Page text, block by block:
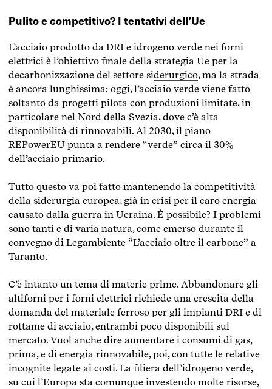
Pulito e competitivo? I tentativi dell’Ue
L’acciaio prodotto da DRI e idrogeno verde nei forni
elettrici è l’obiettivo finale della strategia Ue per la
decarbonizzazione del settore siderurgico, ma la strada
è ancora lunghissima: oggi, l’acciaio verde viene fatto
soltanto da progetti pilota con produzioni limitate, in
particolare nel Nord della Svezia, dove c’è alta
disponibilità di rinnovabili. Al 2030, il piano
REPowerEU punta a rendere “verde” circa il 30%
dell’acciaio primario.
Tutto questo va poi fatto mantenendo la competitività
della siderurgia europea, già in crisi per il caro energia
causato dalla guerra in Ucraina. È possibile? I problemi
sono tanti e di varia natura, come emerso durante il
convegno di Legambiente “L’acciaio oltre il carbone” a
Taranto.
C’è intanto un tema di materie prime. Abbandonare gli
altiforni per i forni elettrici richiede una crescita della
domanda del materiale ferroso per gli impianti DRI e di
rottame di acciaio, entrambi poco disponibili sul
mercato. Vuol anche dire aumentare i consumi di gas,
prima, e di energia rinnovabile, poi, con tutte le relative
incognite legate ai costi. La filiera dell’idrogeno verde,
su cui l’Europa sta comunque investendo molte risorse,